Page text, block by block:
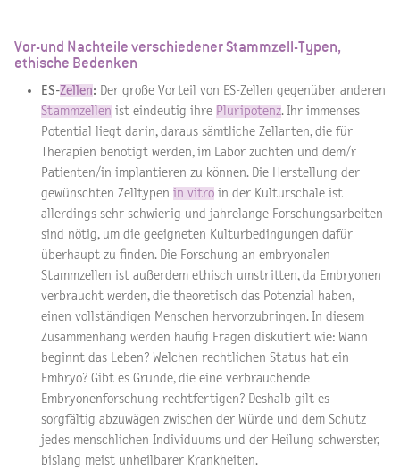
Vor-und Nachteile verschiedener Stammzell-Typen,
ethische Bedenken
ES-Zellen: Der große Vorteil von ES-Zellen gegenüber anderen
Stammzellen ist eindeutig ihre Pluripotenz. Ihr immenses
Potential liegt darin, daraus sämtliche Zellarten, die für
Therapien benötigt werden, im Labor züchten und dem/r
Patienten/in implantieren zu können. Die Herstellung der
gewünschten Zelltypen in vitro in der Kulturschale ist
allerdings sehr schwierig und jahrelange Forschungsarbeiten
sind nötig, um die geeigneten Kulturbedingungen dafür
überhaupt zu finden. Die Forschung an embryonalen
Stammzellen ist außerdem ethisch umstritten, da Embryonen
verbraucht werden, die theoretisch das Potenzial haben,
einen vollständigen Menschen hervorzubringen. In diesem
Zusammenhang werden häufig Fragen diskutiert wie: Wann
beginnt das Leben? Welchen rechtlichen Status hat ein
Embryo? Gibt es Gründe, die eine verbrauchende
Embryonenforschung rechtfertigen? Deshalb gilt es
sorgfältig abzuwägen zwischen der Würde und dem Schutz
jedes menschlichen Individuums und der Heilung schwerster,
bislang meist unheilbarer Krankheiten.